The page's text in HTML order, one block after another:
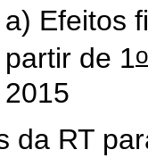
a) Efeitos
partir de 1o
2015
da RT